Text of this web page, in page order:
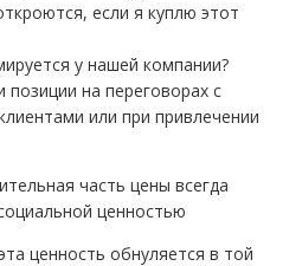
если я куплю этот
у нашей компании?
позиции на переговорах с
или при привлечении
часть цены всегда
ценностью
ценность обнуляется в той